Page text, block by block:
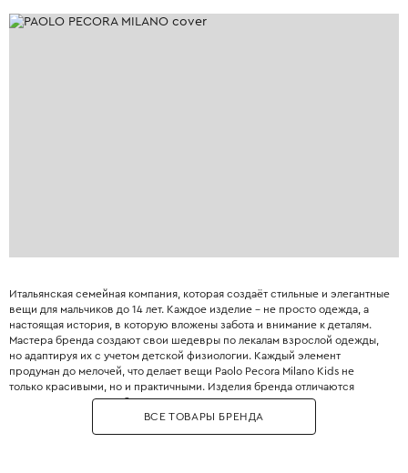
Итальянская семейная компания, которая создаёт стильные и элегантные
вещи для мальчиков до 14 лет. Каждое изделие – не просто одежда, а
настоящая история, в которую вложены забота и внимание к деталям.
Мастера бренда создают свои шедевры по лекалам взрослой одежды,
но адаптируя их с учетом детской физиологии. Каждый элемент
продуман до мелочей, что делает вещи Paolo Pecora Milano Kids не
только красивыми, но и практичными. Изделия бренда отличаются
высоким качеством и безупречным кроем. Бренд использует только
натуральные материалы – мягкий хлопок, нежное бамбуковое волокно,
тёплую шерсть мериноса и эластичный полиэстер, чтобы каждая вещь
ВСЕ ТОВАРЫ БРЕНДА